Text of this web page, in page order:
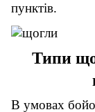
пунктів.
Типи
В умовах